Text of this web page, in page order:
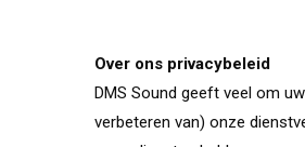
Over ons privacybeleid
DMS Sound geeft veel om
verbeteren van) onze